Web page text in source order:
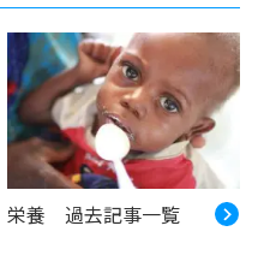
栄養 過去記事一覧